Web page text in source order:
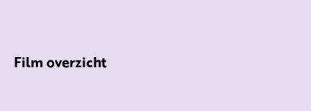
Film overzicht